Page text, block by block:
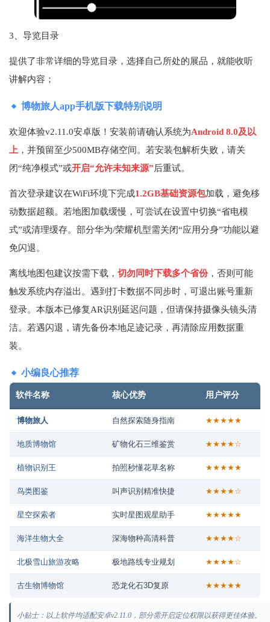
3、导览目录
提供了非常详细的导览目录，选择自己所处的展品，就能收听
讲解内容；
博物旅人app手机版下载特别说明
欢迎体验v2.11.0安卓版！安装前请确认系统为Android 8.0及以
上 ，并预留至少500MB存储空间。若安装包解析失败，请关
闭“纯净模式”或开启“允许未知来源”后重试。
首次登录建议在WiFi环境下完成1.2GB基础资源包加载，避免移
动数据超额。若地图加载缓慢，可尝试在设置中切换“省电模
式”或清理缓存。部分华为/荣耀机型需关闭“应用分身”功能以避
免闪退。
离线地图包建议按需下载， 切勿同时下载多个省份，否则可能
触发系统内存溢出。遇到打卡数据不同步时，可退出账号重新
登录。本版本已修复AR识别延迟问题，但请保持摄像头镜头清
洁。若遇闪退，请先备份本地足迹记录，再清除应用数据重
装。
小编良心推荐
软件名称 核心优势 用户评分
博物旅人 自然探索随身指南 ★★★★★
地质博物馆 矿物化石三维鉴赏 ★★★★☆
植物识别王 拍照秒懂花草名称 ★★★★★
鸟类图鉴 叫声识别精准快捷 ★★★★☆
星空探索者 实时星图观星助手 ★★★★★
海洋生物大全 深海物种高清科普 ★★★★☆
北极雪山旅游攻略 极地路线专业规划 ★★★★☆
古生物博物馆 恐龙化石3D复原 ★★★★★
小贴士：以上软件均适配安卓v2.11.0，部分需开启定位权限以获得更佳体验。